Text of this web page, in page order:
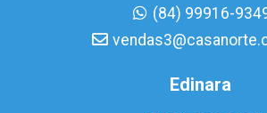
(84) 99916-
Edinara